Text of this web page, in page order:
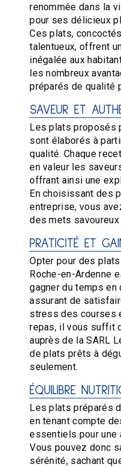
renommée dans la
pour ses délicieux
Ces plats,
talentueux, offrent
inégalée aux
les nombreux
préparés de qualité
SAVEUR ET
Les plats proposés
sont élaborés à
qualité. Chaque
en valeur les
offrant ainsi une
En choisissant des
entreprise, vous
des mets
PRATICITÉ ET
Opter pour des
Roche-en-Ardenne
gagner du temps en
assurant de
stress des courses
repas, il vous suffit
auprès de la SARL
de plats prêts à
seulement.
ÉQUILIBRE
Les plats préparés
en tenant compte
essentiels pour une
Vous pouvez donc
sérénité, sachant